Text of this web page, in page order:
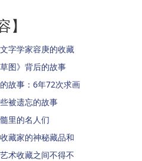
】
字学家容庚的收藏
图》背后的故事
故事：6年72次求画
被遗忘的故事
里的名人们
藏家的神秘藏品和
术收藏之间不得不